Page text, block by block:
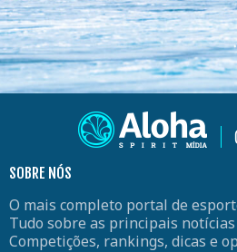
SOBRE NÓS
O mais completo portal de
Tudo sobre as principais
Competições, rankings, dicas e